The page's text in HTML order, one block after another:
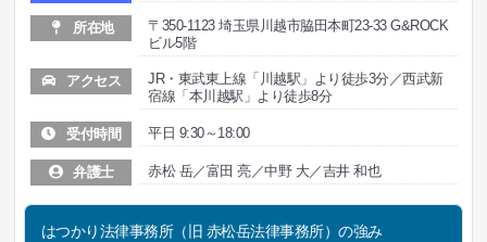
所在地
〒350-1123 埼玉県川越市脇田本町23-33 G&ROCK
ビル5階
アクセス
JR・東武東上線「川越駅」より徒歩3分／西武新
宿線「本川越駅」より徒歩8分
受付時間 平日 9:30～18:00
弁護士 赤松 岳／富田 亮／中野 大／吉井 和也
はつかり法律事務所（旧 赤松岳法律事務所）の強み